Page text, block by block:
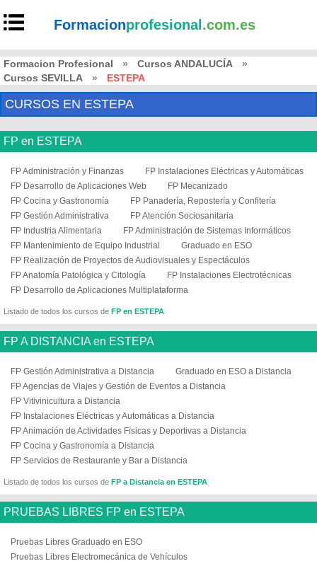
Formacionprofesional .com.es
Formacion Profesional » Cursos ANDALUCÍA
»
Cursos SEVILLA
» ESTEPA
CURSOS EN ESTEPA
FP en ESTEPA
FP Administración y Finanzas
FP Instalaciones Eléctricas y Automáticas
FP Desarrollo de Aplicaciones Web
FP Mecanizado
FP Cocina y Gastronomía
FP Panadería, Repostería y Confitería
FP Gestión Administrativa
FP Atención Sociosanitaria
FP Industria Alimentaria
FP Administración de Sistemas Informáticos
FP Mantenimiento de Equipo Industrial
Graduado en ESO
FP Realización de Proyectos de Audiovisuales y Espectáculos
FP Anatomía Patológica y Citología
FP Instalaciones Electrotécnicas
FP Desarrollo de Aplicaciones Multiplataforma
Listado de todos los cursos de FP en ESTEPA
FP A DISTANCIA en ESTEPA
FP Gestión Administrativa a Distancia
Graduado en ESO a Distancia
FP Agencias de Viajes y Gestión de Eventos a Distancia
FP Vitivinicultura a Distancia
FP Instalaciones Eléctricas y Automáticas a Distancia
FP Animación de Actividades Físicas y Deportivas a Distancia
FP Cocina y Gastronomía a Distancia
FP Servicios de Restaurante y Bar a Distancia
Listado de todos los cursos de FP a Distancia en ESTEPA
PRUEBAS LIBRES FP en ESTEPA
Pruebas Libres Graduado en ESO
Pruebas Libres Electromecánica de Vehículos